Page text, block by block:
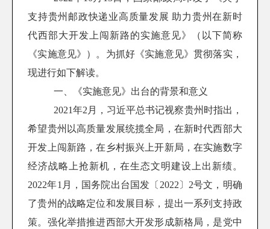
支持贵州邮政快递业高质量发展 助力贵州在新时
代西部大开发上闯新路的实施意见》（以下简称
《实施意见》）。为抓好《实施意见》贯彻落实，
现进行如下解读。
一、《实施意见》出台的背景和意义
2021年2月，习近平总书记视察贵州时指出，
希望贵州以高质量发展统揽全局，在新时代西部大
开发上闯新路，在乡村振兴上开新局，在实施数字
经济战略上抢新机，在生态文明建设上出新绩。
2022年1月，国务院出台国发〔2022〕2号文，明确
了贵州的战略定位和发展目标，提出一系列支持政
策。强化举措推进西部大开发形成新格局，是党中